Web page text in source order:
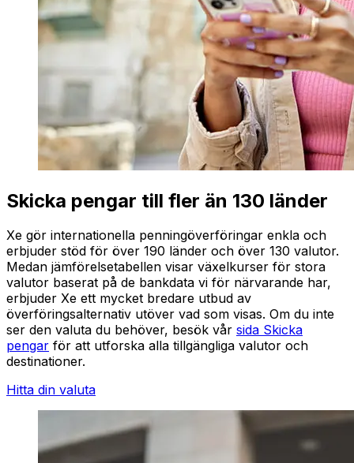
Skicka pengar till fler än 130 länder
Xe gör internationella penningöverföringar enkla och
erbjuder stöd för över 190 länder och över 130 valutor.
Medan jämförelsetabellen visar växelkurser för stora
valutor baserat på de bankdata vi för närvarande har,
erbjuder Xe ett mycket bredare utbud av
överföringsalternativ utöver vad som visas. Om du inte
ser den valuta du behöver, besök vår sida Skicka
pengar för att utforska alla tillgängliga valutor och
destinationer.
Hitta din valuta